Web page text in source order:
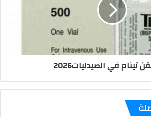
تينام في الصيدليات2026